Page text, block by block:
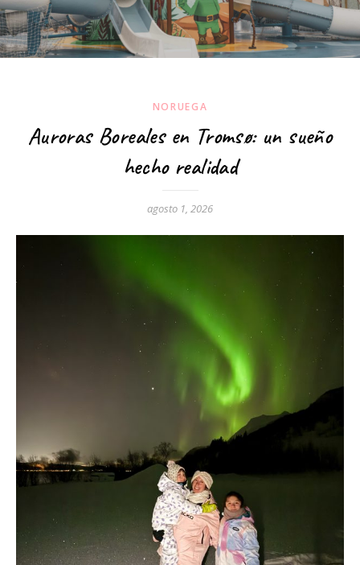
NORUEGA
Auroras Boreales en Tromsø: un sueño
hecho realidad
agosto 1, 2026